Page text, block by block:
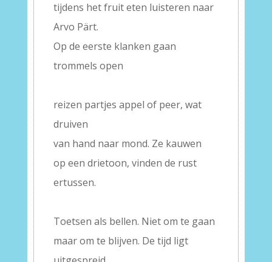
tijdens het fruit eten luisteren naar
Arvo Pärt.
Op de eerste klanken gaan
trommels open
reizen partjes appel of peer, wat
druiven
van hand naar mond. Ze kauwen
op een drietoon, vinden de rust
ertussen.
Toetsen als bellen. Niet om te gaan
maar om te blijven. De tijd ligt